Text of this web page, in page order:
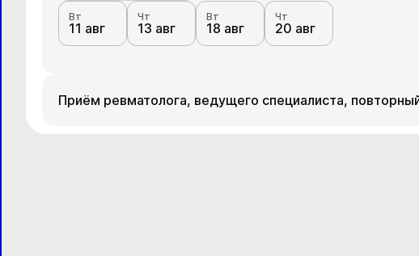
Вт
11 авг
Чт
13 авг
Вт
18 авг
Чт
20 авг
Приём ревматолога, ведущего специалиста,